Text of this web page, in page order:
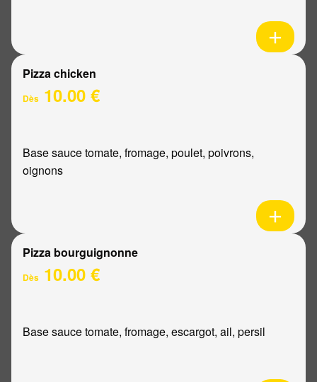
Pizza chicken
Dès 10.00 €
Base sauce tomate, fromage, poulet, poivrons,
oignons
Pizza bourguignonne
Dès 10.00 €
Base sauce tomate, fromage, escargot, ail, persil